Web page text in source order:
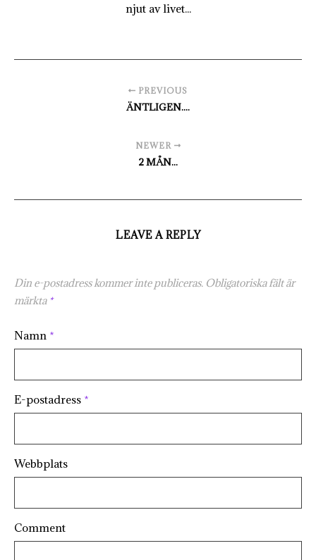
njut av livet...
PREVIOUS
ÄNTLIGEN....
NEWER
2 MÅN...
LEAVE A REPLY
Din e-postadress kommer inte publiceras. Obligatoriska fält är
märkta *
Namn *
E-postadress *
Webbplats
Comment